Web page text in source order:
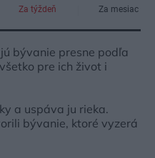
Za týždeň Za mesiac
bývanie presne podľa
pre ich život i
a uspáva ju rieka.
bývanie, ktoré vyzerá